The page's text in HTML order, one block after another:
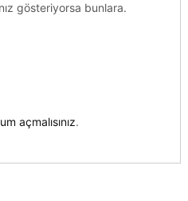
gösteriyorsa bunlara.
açmalısınız.